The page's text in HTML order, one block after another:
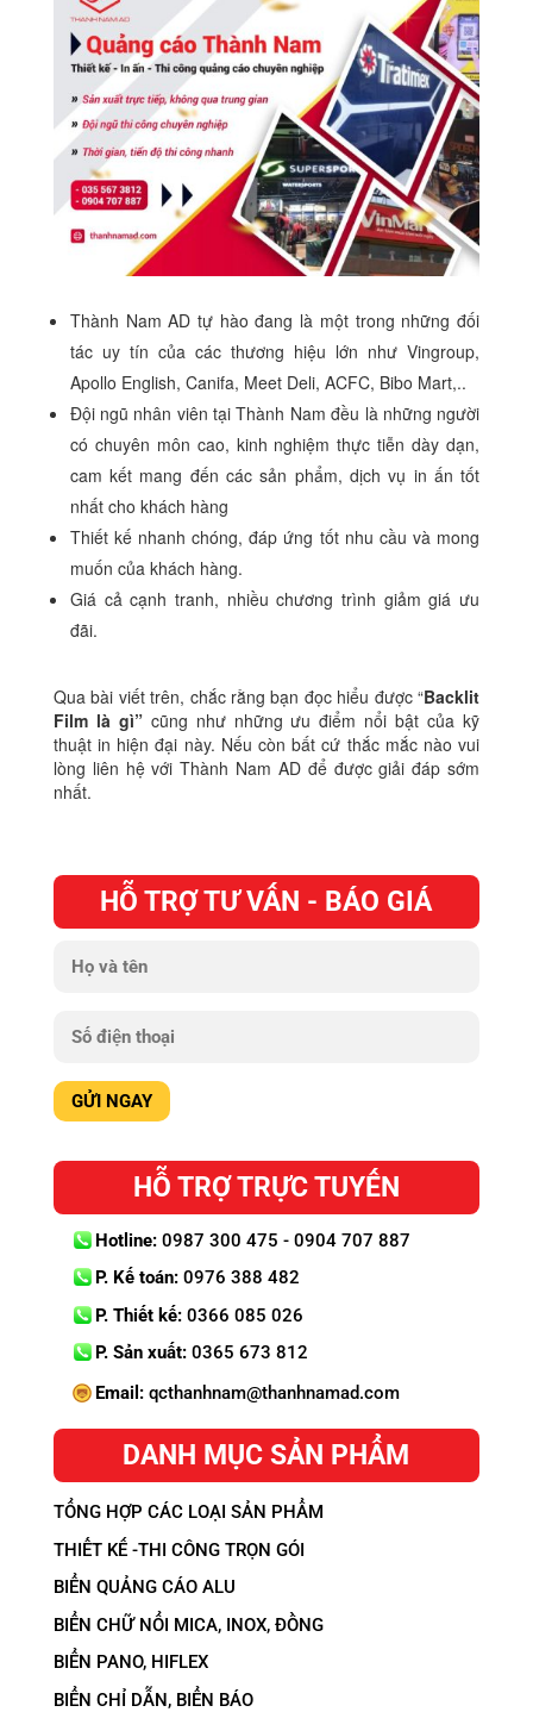
Thành Nam AD tự hào đang là một trong những đối
tác uy tín của các thương hiệu lớn như Vingroup,
Apollo English, Canifa, Meet Deli, ACFC, Bibo Mart,..
Đội ngũ nhân viên tại Thành Nam đều là những người
có chuyên môn cao, kinh nghiệm thực tiễn dày dạn,
cam kết mang đến các sản phẩm, dịch vụ in ấn tốt
nhất cho khách hàng
Thiết kế nhanh chóng, đáp ứng tốt nhu cầu và mong
muốn của khách hàng.
Giá cả cạnh tranh, nhiều chương trình giảm giá ưu
đãi.
Qua bài viết trên, chắc rằng bạn đọc hiểu được “Backlit
Film là gì”cũng như những ưu điểm nổi bật của kỹ
thuật in hiện đại này. Nếu còn bất cứ thắc mắc nào vui
lòng liên hệ với Thành Nam AD để được giải đáp sớm
nhất.
HỖ TRỢ TƯ VẤN - BÁO GIÁ
HỖ TRỢ TRỰC TUYẾN
Hotline:0987 300 475 - 0904 707 887
P. Kế toán:0976 388 482
P. Thiết kế:0366 085 026
P. Sản xuất:0365 673 812
Email:qcthanhnam@thanhnamad.com
DANH MỤC SẢN PHẨM
TỔNG HỢP CÁC LOẠI SẢN PHẨM
THIẾT KẾ -THI CÔNG TRỌN GÓI
BIỂN QUẢNG CÁO ALU
BIỂN CHỮ NỔI MICA, INOX, ĐỒNG
BIỂN PANO, HIFLEX
BIỂN CHỈ DẪN, BIỂN BÁO